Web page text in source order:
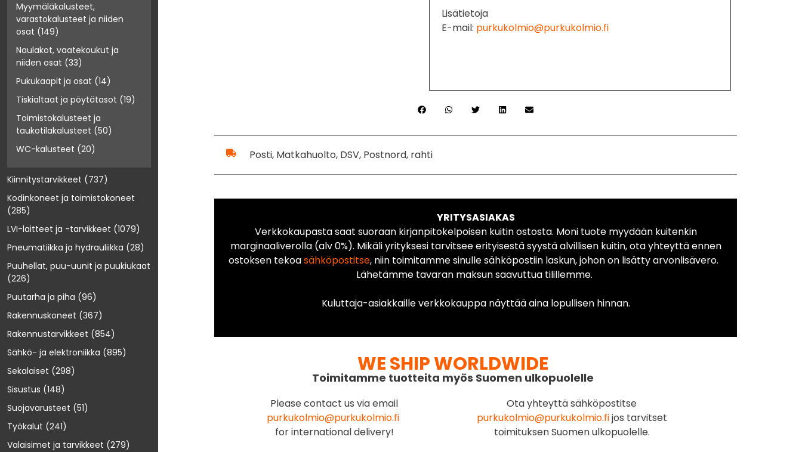
Myymäläkalusteet,
varastokalusteet ja niiden
osat (149)
Naulakot, vaatekoukut ja
niiden osat (33)
Pukukaapit ja osat (14)
Tiskialtaat ja pöytätasot (19)
Toimistokalusteet ja
taukotilakalusteet (50)
WC-kalusteet (20)
Kiinnitystarvikkeet (737)
Kodinkoneet ja toimistokoneet
(285)
LVI-laitteet ja -tarvikkeet (1079)
Pneumatiikka ja hydrauliikka (28)
Puuhellat, puu-uunit ja puukiukaat
(226)
Puutarha ja piha (96)
Rakennuskoneet (367)
Rakennustarvikkeet (854)
Sähkö- ja elektroniikka (895)
Sekalaiset (298)
Sisustus (148)
Suojavarusteet (51)
Työkalut (241)
Valaisimet ja tarvikkeet (279)
Lisätietoja
E-mail: purkukolmio@purkukolmio.fi
Posti, Matkahuolto, DSV, Postnord, rahti
YRITYSASIAKAS
Verkkokaupasta saat suoraan kirjanpitokelpoisen kuitin ostosta. Moni tuote myydään kuitenkin
marginaaliverolla (alv 0%). Mikäli yrityksesi tarvitsee erityisestä syystä alvillisen kuitin, ota yhteyttä ennen
ostoksen tekoasähköpostitse, niin toimitamme sinulle sähköpostiin laskun, johon on lisätty arvonlisävero.
Lähetämme tavaran maksun saavuttua tilillemme.
Kuluttaja-asiakkaille verkkokauppa näyttää aina lopullisen hinnan.
WE SHIP WORLDWIDE
Toimitamme tuotteita myös Suomen ulkopuolelle
Please contact us via email
purkukolmio@purkukolmio.fi
for international delivery!
Ota yhteyttä sähköpostitse
purkukolmio@purkukolmio.fijos tarvitset
toimituksen Suomen ulkopuolelle.